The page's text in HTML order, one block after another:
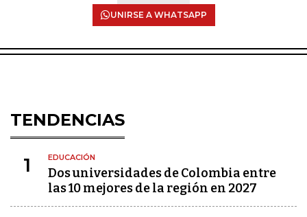
UNIRSE A WHATSAPP
TENDENCIAS
1 EDUCACIÓN
Dos universidades de Colombia entre
las 10 mejores de la región en 2027